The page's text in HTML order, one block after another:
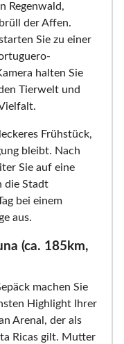
Regenwald,
der Affen.
Sie zu einer
halten Sie
Tierwelt und
Frühstück,
bleibt. Nach
Sie auf eine
die Stadt
bei einem
aus.
(ca. 185km,
machen Sie
Highlight Ihrer
Arenal, der als
Ricas gilt. Mutter